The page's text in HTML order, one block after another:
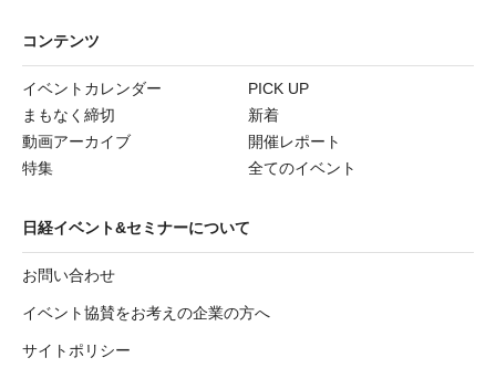
コンテンツ
イベントカレンダー
PICK UP
まもなく締切
新着
動画アーカイブ
開催レポート
特集
全てのイベント
日経イベント&セミナーについて
お問い合わせ
イベント協賛をお考えの企業の方へ
サイトポリシー